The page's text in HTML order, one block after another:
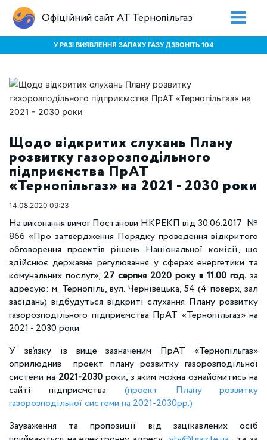
Офіційний сайт АТ Тернопільгаз
У РАЗІ ВИЯВЛЕННЯ ЗАПАХУ ГАЗУ ДЗВОНІТЬ 104
Щодо відкритих слухань Плану
розвитку газорозподільного
підприємства ПрАТ
«Тернопільгаз» на 2021 - 2030 роки
14.08.2020 09:23
На виконання вимог Постанови НКРЕКП від 30.06.2017 №
866 «Про затвердження Порядку проведення відкритого
обговорення проектів рішень Національної комісії, що
здійснює державне регулювання у сферах енергетики та
комунальних послуг», 27 серпня 2020 року в 11.00 год. за
адресую: м. Тернопіль, вул. Чернівецька, 54 (4 поверх, зал
засідань) відбудуться відкриті слухання Плану розвитку
газорозподільного підприємства ПрАТ «Тернопільгаз» на
2021 - 2030 роки.
У зв’язку із вище зазначеним ПрАТ «Тернопільгаз»
оприлюднив проект плану розвитку газорозподільної
системи на 2021-2030роки, з яким можна ознайомитись на
сайті підприємства. (проект Плану розвитку
газорозподільної системи на 2021-2030рр.)
Зауваження та пропозиції від зацікавлених осіб